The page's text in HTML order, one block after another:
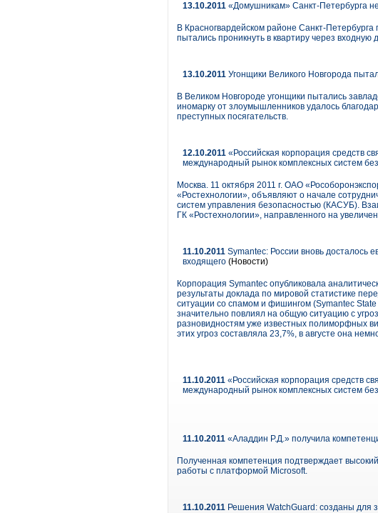
13.10.2011 «Домушникам» Санкт-Петербурга
В Красногвардейском районе Санкт-
пытались проникнуть в квартиру через входную
13.10.2011 Угонщики Великого Новгорода
В Великом Новгороде угонщики пытались
иномарку от злоумышленников удалось
преступных посягательств.
12.10.2011 «Российская корпорация средств
международный рынок комплексных систем
Москва. 11 октября 2011 г. ОАО
«Ростехнологии», объявляют о начале
систем управления безопасностью (КАСУБ).
ГК «Ростехнологии», направленного на
11.10.2011 Symantec: России вновь досталось
входящего (Новости)
Корпорация Symantec опубликовала
результаты доклада по мировой статистике
ситуации со спамом и фишингом (Symantec
значительно повлиял на общую ситуацию с
разновидностям уже известных полиморфных
этих угроз составляла 23,7%, в августе она
11.10.2011 «Российская корпорация средств
международный рынок комплексных систем
11.10.2011 «Аладдин Р.Д.» получила
Полученная компетенция подтверждает
работы с платформой Microsoft.
11.10.2011 Решения WatchGuard: созданы для